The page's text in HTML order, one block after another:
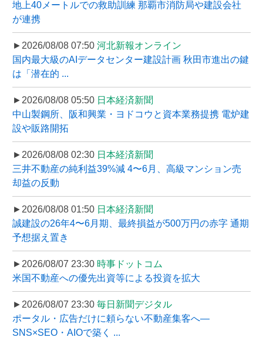
地上40メートルでの救助訓練 那覇市消防局や建設会社
が連携
►2026/08/08 07:50 河北新報オンライン
国内最大級のAIデータセンター建設計画 秋田市進出の鍵
は「潜在的 ...
►2026/08/08 05:50 日本経済新聞
中山製鋼所、阪和興業・ヨドコウと資本業務提携 電炉建
設や販路開拓
►2026/08/08 02:30 日本経済新聞
三井不動産の純利益39%減 4〜6月、高級マンション売
却益の反動
►2026/08/08 01:50 日本経済新聞
誠建設の26年4〜6月期、最終損益が500万円の赤字 通期
予想据え置き
►2026/08/07 23:30 時事ドットコム
米国不動産への優先出資等による投資を拡大
►2026/08/07 23:30 毎日新聞デジタル
ポータル・広告だけに頼らない不動産集客へ―
SNS×SEO・AIOで築く ...